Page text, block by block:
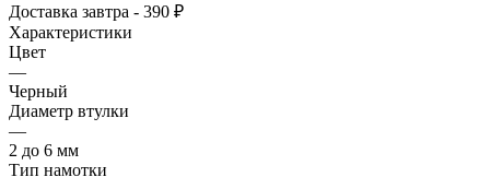
Доставка завтра - 390 ₽
Характеристики
Цвет
—
Черный
Диаметр втулки
—
2 до 6 мм
Тип намотки